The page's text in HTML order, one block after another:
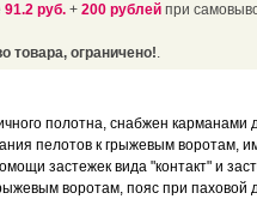
91.2 руб. + 200 рублей при
товара, ограничено!.
полотна, снабжен карманами
пелотов к грыжевым воротам,
застежек вида "контакт" и
воротам, пояс при паховой